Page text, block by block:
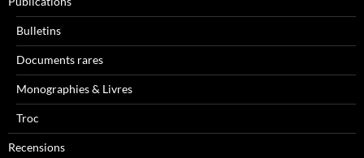
Bulletins
Documents rares
Monographies & Livres
Troc
Recensions